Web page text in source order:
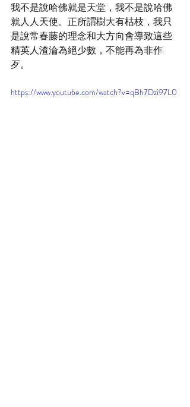
我不是說哈佛就是天堂，我不是說哈佛
就人人天使。正所謂樹大有枯枝，我只
是說常春藤的理念和大方向會導致這些
精英人渣淪為絕少數，不能再為非作
歹。
https://www.youtube.com/watch?v=qBh7Dzi97L0